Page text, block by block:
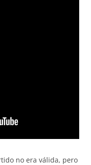
no era válida, pero